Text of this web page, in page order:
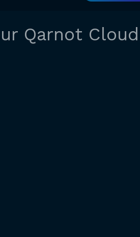
Qarnot Cloud